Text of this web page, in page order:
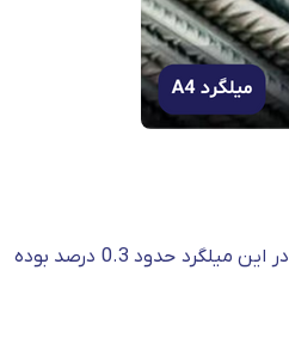
میلگرد A3 در دسته میلگردهای نیمه سخت قرار گرفته و آج‌های آن به صورت جناغی می‌باشد. میزان کربن در این میلگرد حدود 0.3 درصد بوده